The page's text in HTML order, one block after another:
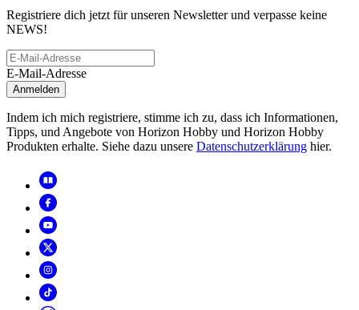
Registriere dich jetzt für unseren Newsletter und verpasse keine
NEWS!
E-Mail-Adresse
Anmelden
Indem ich mich registriere, stimme ich zu, dass ich Informationen,
Tipps, und Angebote von Horizon Hobby und Horizon Hobby
Produkten erhalte. Siehe dazu unsere Datenschutzerklärung hier.